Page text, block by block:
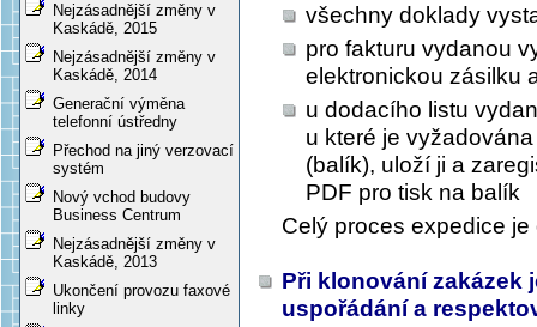
Nejzásadnější změny v
Kaskádě, 2015
Nejzásadnější změny v
Kaskádě, 2014
Generační výměna
telefonní ústředny
Přechod na jiný verzovací
systém
Nový vchod budovy
Business Centrum
Nejzásadnější změny v
Kaskádě, 2013
Ukončení provozu faxové
linky
všechny doklady
pro fakturu vydanou
elektronickou zásilku
u dodacího listu
u které je
(balík), uloží ji a
PDF pro tisk na balík
Celý proces expedice
Při klonování zakázek
uspořádání a